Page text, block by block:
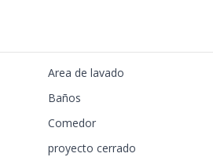
Area de lavado
Baños
Comedor
proyecto cerrado